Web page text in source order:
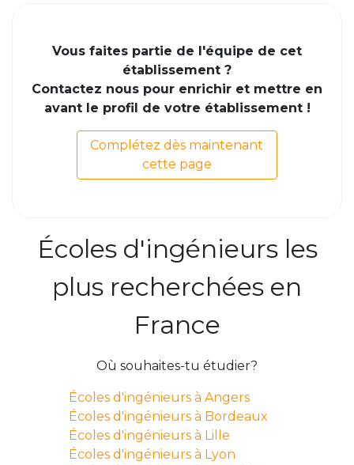
Vous faites partie de l'équipe de cet
établissement ?
Contactez nous pour enrichir et mettre en
avant le profil de votre établissement !
Complétez dès maintenant
cette page
Écoles d'ingénieurs les
plus recherchées en
France
Où souhaites-tu étudier?
Écoles d'ingénieurs à Angers
Écoles d'ingénieurs à Bordeaux
Écoles d'ingénieurs à Lille
Écoles d'ingénieurs à Lyon